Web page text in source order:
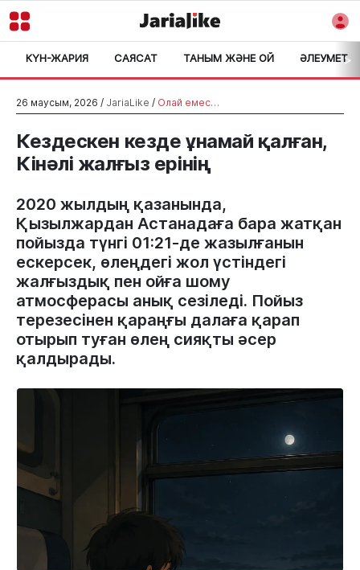
КҮН-ЖАРИЯ САЯСАТ ТАНЫМ ЖӘНЕ ОЙ ӘЛЕУМЕТ>
26 маусым, 2026 / JariaLike / Олай емес…
Кездескен кезде ұнамай қалған,
Кінәлі жалғыз ерінің
2020 жылдың қазанында,
Қызылжардан Астанадаға бара жатқан
пойызда түнгі 01:21-де жазылғанын
ескерсек, өлеңдегі жол үстіндегі
жалғыздық пен ойға шому
атмосферасы анық сезіледі. Пойыз
терезесінен қараңғы далаға қарап
отырып туған өлең сияқты әсер
қалдырады.